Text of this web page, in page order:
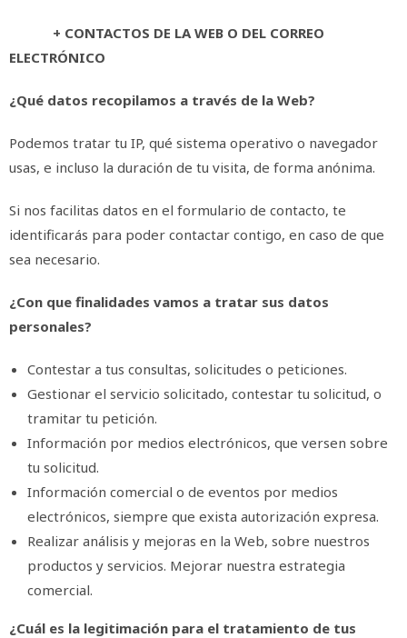
+ CONTACTOS DE LA WEB O DEL CORREO
ELECTRÓNICO
¿Qué datos recopilamos a través de la Web?
Podemos tratar tu IP, qué sistema operativo o navegador
usas, e incluso la duración de tu visita, de forma anónima.
Si nos facilitas datos en el formulario de contacto, te
identificarás para poder contactar contigo, en caso de que
sea necesario.
¿Con que finalidades vamos a tratar sus datos
personales?
Contestar a tus consultas, solicitudes o peticiones.
Gestionar el servicio solicitado, contestar tu solicitud, o
tramitar tu petición.
Información por medios electrónicos, que versen sobre
tu solicitud.
Información comercial o de eventos por medios
electrónicos, siempre que exista autorización expresa.
Realizar análisis y mejoras en la Web, sobre nuestros
productos y servicios. Mejorar nuestra estrategia
comercial.
¿Cuál es la legitimación para el tratamiento de tus